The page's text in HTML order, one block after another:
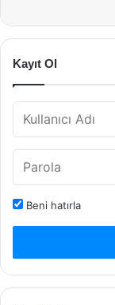
Kayıt Ol
Beni hatırla